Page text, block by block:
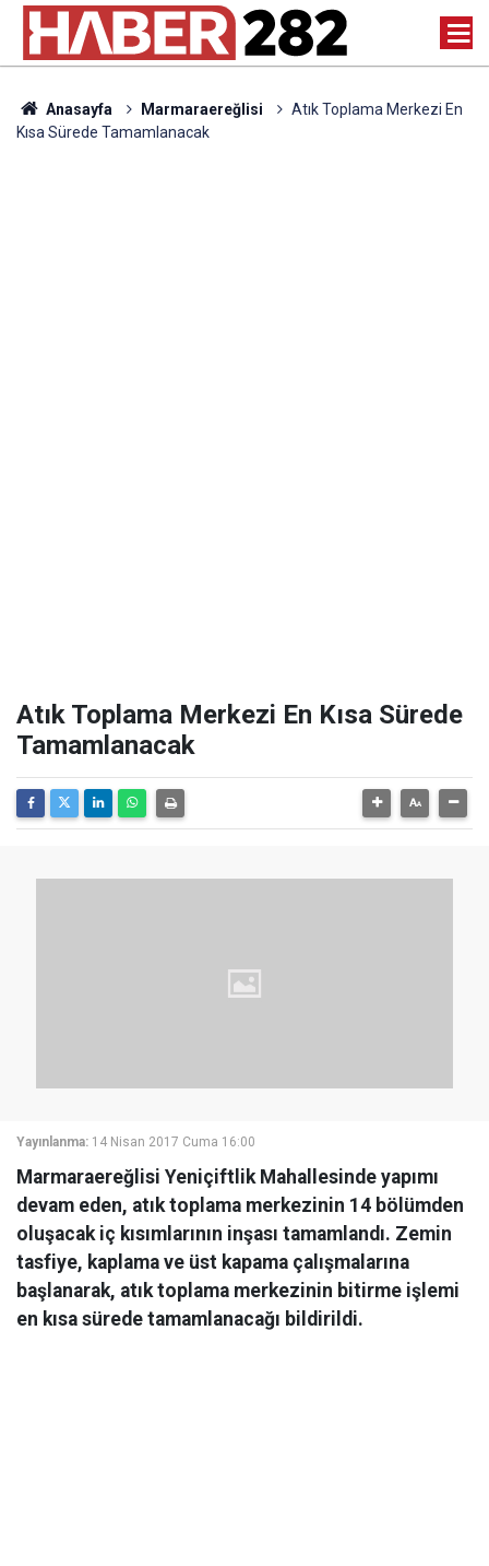
Anasayfa Marmaraereğlisi
Atık Toplama Merkezi En
Kısa Sürede Tamamlanacak
Atık Toplama Merkezi En Kısa Sürede
Tamamlanacak
Yayınlanma: 14 Nisan 2017 Cuma 16:00
Marmaraereğlisi Yeniçiftlik Mahallesinde yapımı
devam eden, atık toplama merkezinin 14 bölümden
oluşacak iç kısımlarının inşası tamamlandı. Zemin
tasfiye, kaplama ve üst kapama çalışmalarına
başlanarak, atık toplama merkezinin bitirme işlemi
en kısa sürede tamamlanacağı bildirildi.